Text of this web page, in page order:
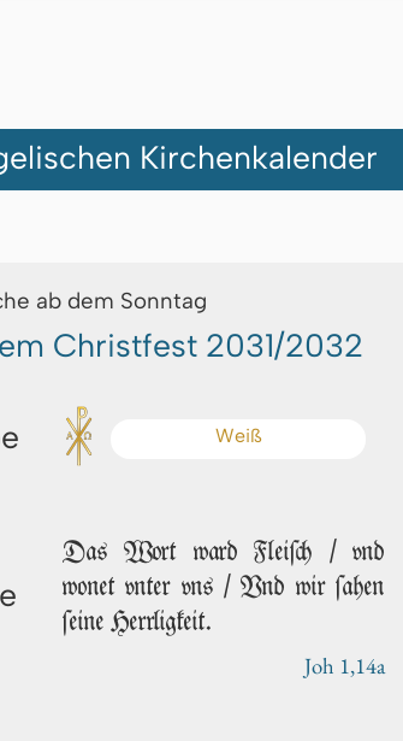
Kirchenkalender
ab dem Sonntag
Christfest 2031/2032
Weiß
Das Wort ward Fleiſch / vnd
wonet vn­ter vns / Vnd wir ſa­hen
ſei­ne Herrligkeit.
Joh 1,14a